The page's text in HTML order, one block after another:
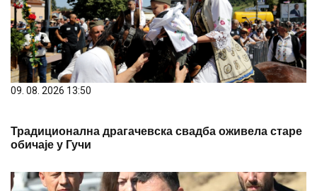
09. 08. 2026 13:50
Традиционална драгачевска свадба оживела старе
обичаје у Гучи